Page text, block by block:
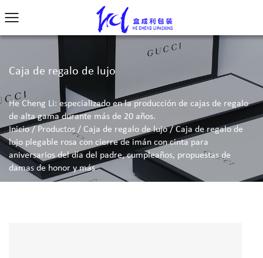
Caja de regalo de lujo
He Cheng Li: especializado en la producción de cajas de regalo
de alta gama durante más de 20 años.
Inicio/ Productos / Caja de regalo de lujo/Caja de regalo de
lujo plegable rosa con cierre de imán con cinta para
aniversarios del día del padre, cumpleaños, propuestas de
damas de honor y más